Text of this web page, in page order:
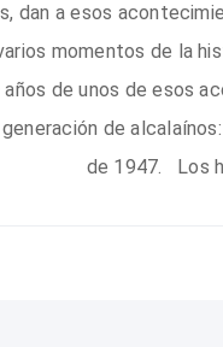
dan a esos
momentos de la
de unos de esos
de
de 1947. Los